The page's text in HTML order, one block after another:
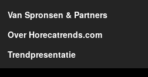
Van Spronsen & Partners
Over Horecatrends.com
Trendpresentatie